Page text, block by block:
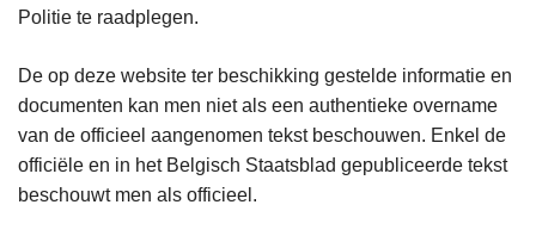
Politie te raadplegen.
De op deze website ter beschikking gestelde informatie en
documenten kan men niet als een authentieke overname
van de officieel aangenomen tekst beschouwen. Enkel de
officiële en in het Belgisch Staatsblad gepubliceerde tekst
beschouwt men als officieel.